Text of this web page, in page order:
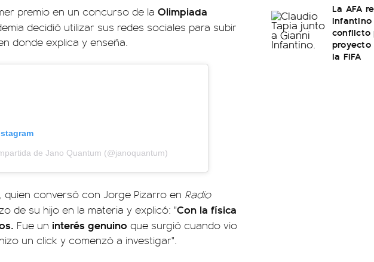
premio en un concurso de la Olimpiada
decidió utilizar sus redes sociales para subir
donde explica y enseña.
de Jano Quantum (@janoquantum)
quien conversó con Jorge Pizarro en Radio
de su hijo en la materia y explicó: "Con la física
Fue un interés genuino que surgió cuando vio
un click y comenzó a investigar".
La AFA
conflicto
proyecto
la FIFA